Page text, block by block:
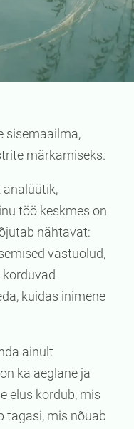
sisemaailma,
märkamiseks.
analüütik,
töö keskmes on
nähtavat:
vastuolud,
kuidas inimene
ainult
ka aeglane ja
elus kordub, mis
tagasi, mis nõuab